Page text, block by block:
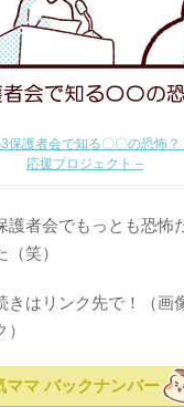
3保護者会で知る〇〇の恐怖
応援プロジェクト –
護者会でもっとも恐怖
笑）
きはリンク先で！（画
ママ バックナンバー